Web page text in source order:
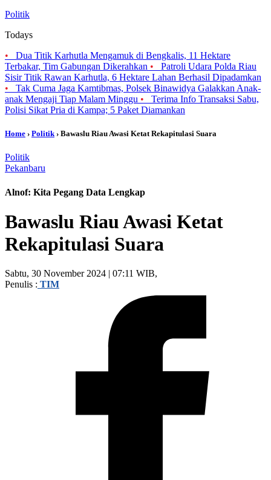
Politik
Todays
•
Dua Titik Karhutla Mengamuk di Bengkalis, 11 Hektare
Terbakar, Tim Gabungan Dikerahkan •
Patroli Udara Polda Riau
Sisir Titik Rawan Karhutla, 6 Hektare Lahan Berhasil Dipadamkan
•
Tak Cuma Jaga Kamtibmas, Polsek Binawidya Galakkan Anak-
anak Mengaji Tiap Malam Minggu •
Terima Info Transaksi Sabu,
Polisi Sikat Pria di Kampa; 5 Paket Diamankan
Home › Politik› Bawaslu Riau Awasi Ketat Rekapitulasi Suara
Politik
Pekanbaru
Alnof: Kita Pegang Data Lengkap
Bawaslu Riau Awasi Ketat
Rekapitulasi Suara
Sabtu, 30 November 2024 | 07:11 WIB,
Penulis : TIM